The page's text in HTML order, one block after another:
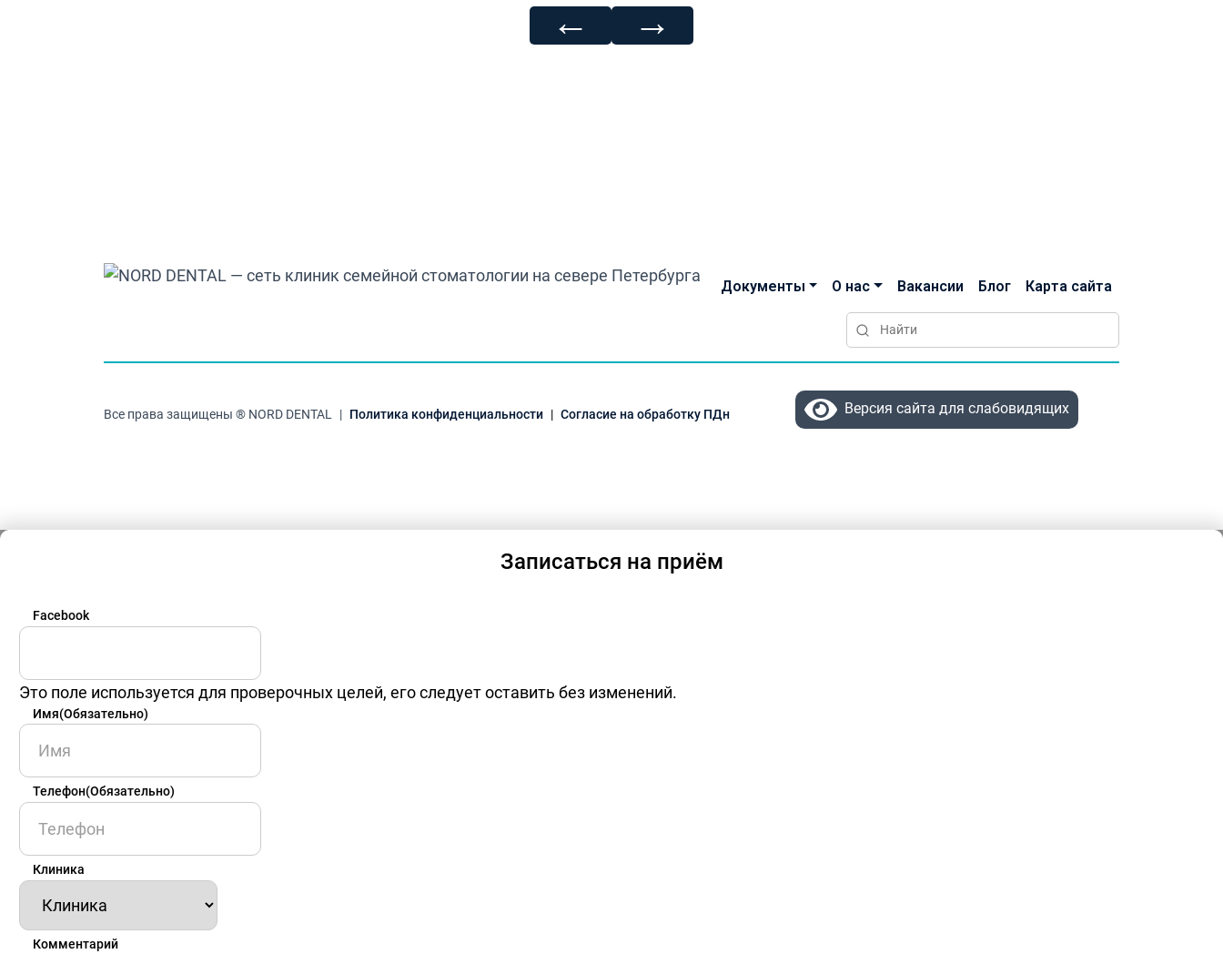
← →
Документы О нас Вакансии Блог Карта сайта
Все права защищены ® NORD DENTAL | Политика конфиденциальности Согласие на обработку ПДн Версия сайта для слабовидящих
Записаться на приём
Facebook
Это поле используется для проверочных целей, его следует оставить без изменений.
Имя(Обязательно)
Имя
Телефон(Обязательно)
Клиника
Комментарий